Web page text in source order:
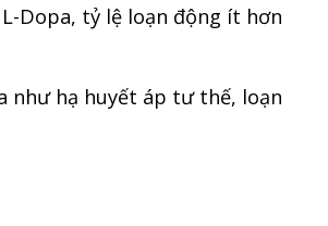
Dopa, tỷ lệ loạn động ít hơn
như hạ huyết áp tư thế, loạn